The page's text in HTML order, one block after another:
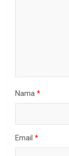
Nama *
Email *